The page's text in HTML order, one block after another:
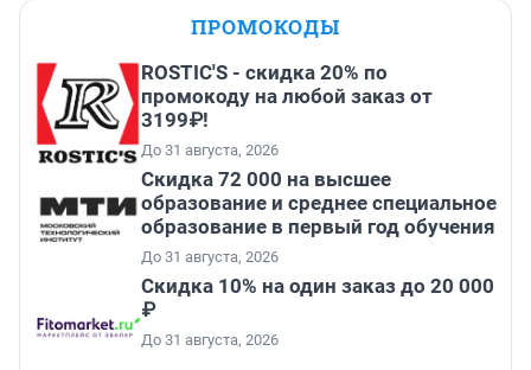
ПРОМОКОДЫ
ROSTIC'S - скидка 20% по
промокоду на любой заказ от
3199₽!
До 31 августа, 2026
Скидка 72 000 на высшее
образование и среднее специальное
образование в первый год обучения
До 31 августа, 2026
Скидка 10% на один заказ до 20 000
₽
До 31 августа, 2026